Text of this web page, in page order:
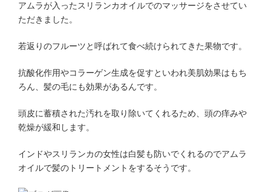
アムラが入ったスリランカオイルでのマッサージをさせてい
ただきました。
若返りのフルーツと呼ばれて食べ続けられてきた果物です。
抗酸化作用やコラーゲン生成を促すといわれ美肌効果はもち
ろん、髪の毛にも効果があるんです。
頭皮に蓄積された汚れを取り除いてくれるため、頭の痒みや
乾燥が緩和します。
インドやスリランカの女性は白髪も防いでくれるのでアムラ
オイルで髪のトリートメントをするそうです。